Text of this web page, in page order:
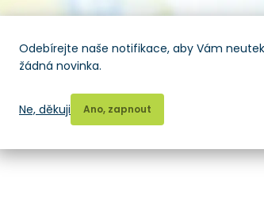
Odebírejte naše notifikace, aby Vám
žádná novinka.
Ano, zapnout
Ne, děkuji